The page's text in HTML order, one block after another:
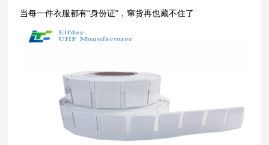
当每一件衣服都有“身份证”，窜货再也藏不住了